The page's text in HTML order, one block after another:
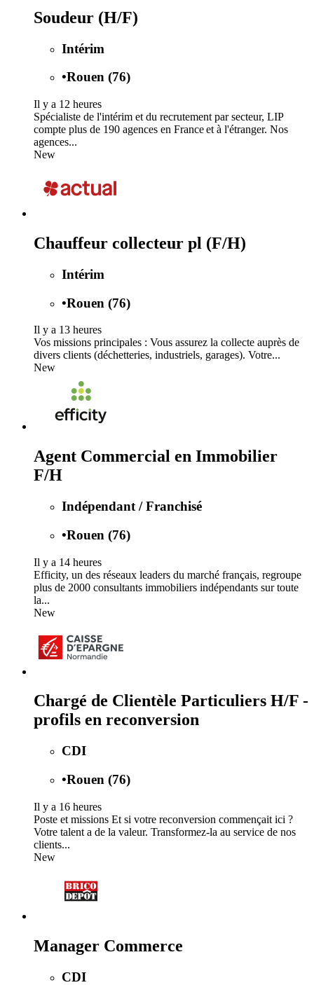
Soudeur (H/F)
Intérim
•Rouen (76)
Il y a 12 heures
Spécialiste de l'intérim et du recrutement par secteur, LIP
compte plus de 190 agences en France et à l'étranger. Nos
agences...
New
Chauffeur collecteur pl (F/H)
Intérim
•Rouen (76)
Il y a 13 heures
Vos missions principales : Vous assurez la collecte auprès de
divers clients (déchetteries, industriels, garages). Votre...
New
Agent Commercial en Immobilier
F/H
Indépendant / Franchisé
•Rouen (76)
Il y a 14 heures
Efficity, un des réseaux leaders du marché français, regroupe
plus de 2000 consultants immobiliers indépendants sur toute
la...
New
Chargé de Clientèle Particuliers H/F -
profils en reconversion
CDI
•Rouen (76)
Il y a 16 heures
Poste et missions Et si votre reconversion commençait ici ?
Votre talent a de la valeur. Transformez-la au service de nos
clients...
New
Manager Commerce
CDI